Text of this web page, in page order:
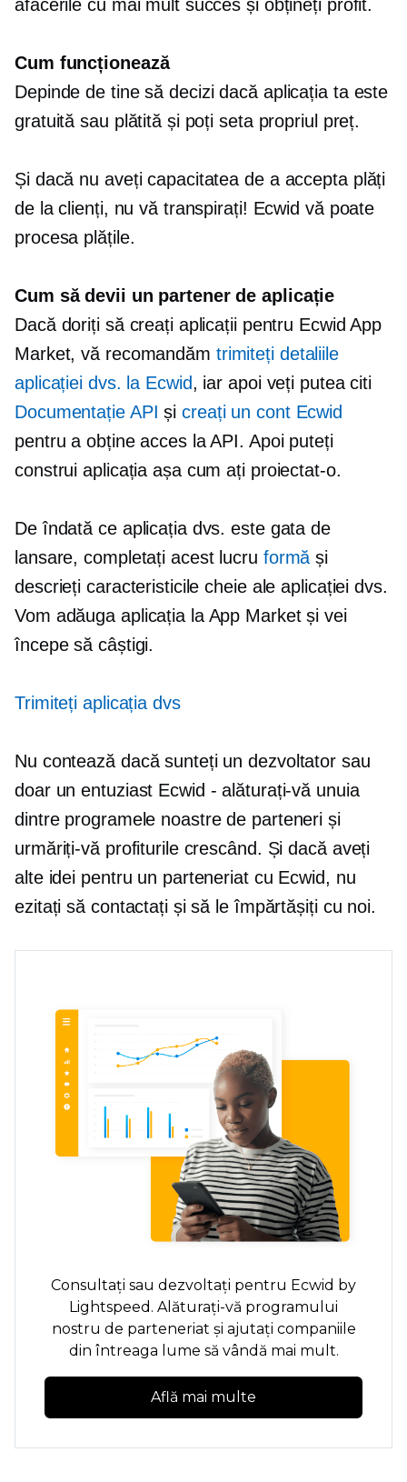
afacerile cu mai mult succes și obțineți profit.
Cum funcționează
Depinde de tine să decizi dacă aplicația ta este
gratuită sau plătită și poți seta propriul preț.
Și dacă nu aveți capacitatea de a accepta plăți
de la clienți, nu vă transpirați! Ecwid vă poate
procesa plățile.
Cum să devii un partener de aplicație
Dacă doriți să creați aplicații pentru Ecwid App
Market, vă recomandăm trimiteți detaliile
aplicației dvs. la Ecwid, iar apoi veți putea citi
Documentație API șicreați un cont Ecwid
pentru a obține acces la API. Apoi puteți
construi aplicația așa cum ați proiectat-o.
De îndată ce aplicația dvs. este gata de
lansare, completați acest lucru formă și
descrieți caracteristicile cheie ale aplicației dvs.
Vom adăuga aplicația la App Market și vei
începe să câștigi.
Trimiteți aplicația dvs
Nu contează dacă sunteți un dezvoltator sau
doar un entuziast Ecwid - alăturați-vă unuia
dintre programele noastre de parteneri și
urmăriți-vă profiturile crescând. Și dacă aveți
alte idei pentru un parteneriat cu Ecwid, nu
ezitați să contactați și să le împărtășiți cu noi.
Consultați sau dezvoltați pentru Ecwid by
Lightspeed. Alăturați-vă programului
nostru de parteneriat și ajutați companiile
din întreaga lume să vândă mai mult.
Află mai multe